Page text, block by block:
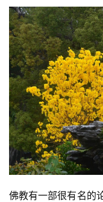
佛教有一部很有名的